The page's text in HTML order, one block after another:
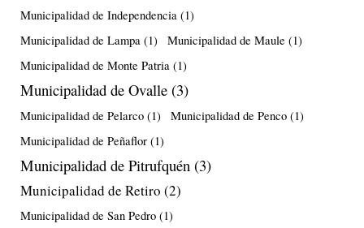
Municipalidad de Independencia (1)
Municipalidad de Lampa (1) Municipalidad de Maule (1)
Municipalidad de Monte Patria (1)
Municipalidad de Ovalle (3)
Municipalidad de Pelarco (1) Municipalidad de Penco (1)
Municipalidad de Peñaflor (1)
Municipalidad de Pitrufquén (3)
Municipalidad de Retiro (2)
Municipalidad de San Pedro (1)